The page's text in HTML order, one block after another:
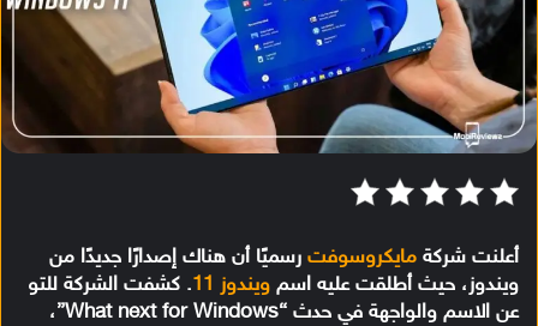
أعلنت شركة مايكروسوفت رسميًا أن هناك إصدارًا جديدًا من
ويندوز، حيث أطلقت عليه اسم ويندوز 11
. كشفت الشركة للتو
عن الاسم والواجهة في حدث “What next for Windows”،